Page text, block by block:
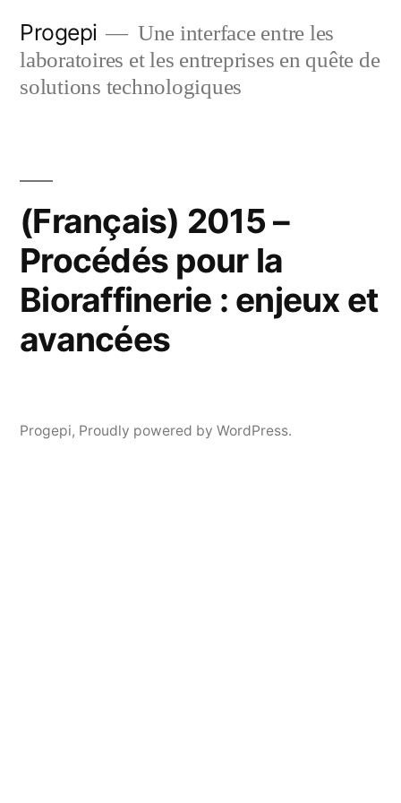
content
Progepi
Une interface entre les
laboratoires et les entreprises en quête de
solutions technologiques
(Français) 2015 –
Procédés pour la
Bioraffinerie : enjeux et
avancées
Progepi, Proudly powered by WordPress.